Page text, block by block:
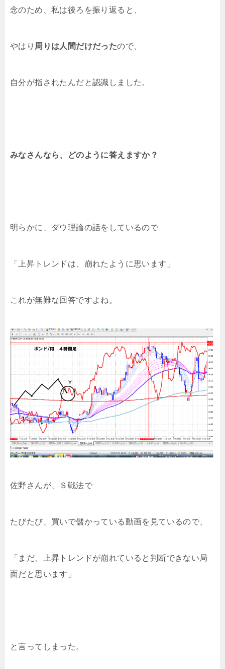
念のため、私は後ろを振り返ると、
やはり 周りは人間だけだったので、
自分が指されたんだと認識しました。
みなさんなら、どのように答えますか？
明らかに、ダウ理論の話をしているので
「上昇トレンドは、崩れたように思います」
これが無難な回答ですよね。
佐野さんが、Ｓ戦法で
たびたび、買いで儲かっている動画を見ているので、
「まだ、上昇トレンドが崩れていると判断できない局
面だと思います」
と言ってしまった。